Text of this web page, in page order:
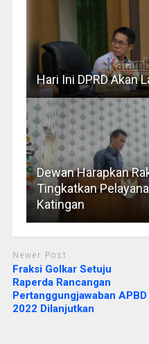
Hari Ini DPRD Akan
Dewan Harapkan
Tingkatkan
Katingan
Newer Post
Fraksi Golkar Setuju
Raperda Rancangan
Pertanggungjawaban APBD
2022 Dilanjutkan